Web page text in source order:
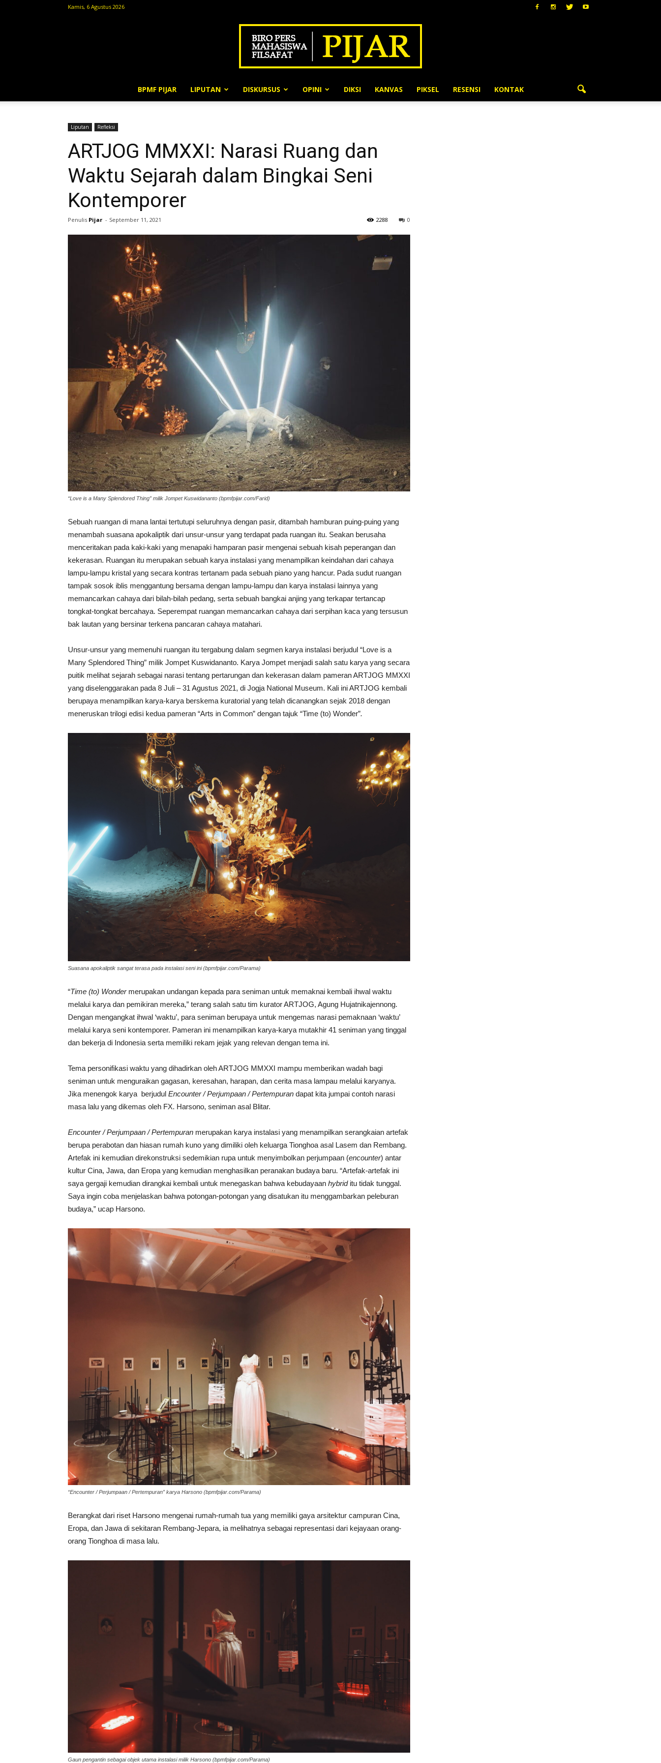
Kamis, 6 Agustus 2026
BPMF
Pijar
BPMF PIJAR LIPUTAN DISKURSUS OPINI DIKSI KANVAS PIKSEL RESENSI KONTAK
Liputan Refleksi
ARTJOG MMXXI: Narasi Ruang dan
Waktu Sejarah dalam Bingkai Seni
Kontemporer
Penulis Pijar - September 11, 2021 0
2288
“Love is a Many Splendored Thing” milik Jompet Kuswidananto (bpmfpijar.com/Farid)
Sebuah ruangan di mana lantai tertutupi seluruhnya dengan pasir, ditambah hamburan puing-puing yang
menambah suasana apokaliptik dari unsur-unsur yang terdapat pada ruangan itu. Seakan berusaha
menceritakan pada kaki-kaki yang menapaki hamparan pasir mengenai sebuah kisah peperangan dan
kekerasan. Ruangan itu merupakan sebuah karya instalasi yang menampilkan keindahan dari cahaya
lampu-lampu kristal yang secara kontras tertanam pada sebuah piano yang hancur. Pada sudut ruangan
tampak sosok iblis menggantung bersama dengan lampu-lampu dan karya instalasi lainnya yang
memancarkan cahaya dari bilah-bilah pedang, serta sebuah bangkai anjing yang terkapar tertancap
tongkat-tongkat bercahaya. Seperempat ruangan memancarkan cahaya dari serpihan kaca yang tersusun
bak lautan yang bersinar terkena pancaran cahaya matahari.
Unsur-unsur yang memenuhi ruangan itu tergabung dalam segmen karya instalasi berjudul “Love is a
Many Splendored Thing” milik Jompet Kuswidananto. Karya Jompet menjadi salah satu karya yang secara
puitik melihat sejarah sebagai narasi tentang pertarungan dan kekerasan dalam pameran ARTJOG MMXXI
yang diselenggarakan pada 8 Juli – 31 Agustus 2021, di Jogja National Museum. Kali ini ARTJOG kembali
berupaya menampilkan karya-karya berskema kuratorial yang telah dicanangkan sejak 2018 dengan
meneruskan trilogi edisi kedua pameran “Arts in Common” dengan tajuk “Time (to) Wonder”.
Suasana apokaliptik sangat terasa pada instalasi seni ini (bpmfpijar.com/Parama)
“Time (to) Wonder merupakan undangan kepada para seniman untuk memaknai kembali ihwal waktu
melalui karya dan pemikiran mereka,” terang salah satu tim kurator ARTJOG, Agung Hujatnikajennong.
Dengan mengangkat ihwal ‘waktu’, para seniman berupaya untuk mengemas narasi pemaknaan ‘waktu’
melalui karya seni kontemporer. Pameran ini menampilkan karya-karya mutakhir 41 seniman yang tinggal
dan bekerja di Indonesia serta memiliki rekam jejak yang relevan dengan tema ini.
Tema personifikasi waktu yang dihadirkan oleh ARTJOG MMXXI mampu memberikan wadah bagi
seniman untuk menguraikan gagasan, keresahan, harapan, dan cerita masa lampau melalui karyanya.
Jika menengok karya berjudul Encounter / Perjumpaan / Pertempuran dapat kita jumpai contoh narasi
masa lalu yang dikemas oleh FX. Harsono, seniman asal Blitar.
Encounter / Perjumpaan / Pertempuran merupakan karya instalasi yang menampilkan serangkaian artefak
berupa perabotan dan hiasan rumah kuno yang dimiliki oleh keluarga Tionghoa asal Lasem dan Rembang.
Artefak ini kemudian direkonstruksi sedemikian rupa untuk menyimbolkan perjumpaan (encounter) antar
kultur Cina, Jawa, dan Eropa yang kemudian menghasilkan peranakan budaya baru. “Artefak-artefak ini
saya gergaji kemudian dirangkai kembali untuk menegaskan bahwa kebudayaan hybriditu tidak tunggal.
Saya ingin coba menjelaskan bahwa potongan-potongan yang disatukan itu menggambarkan peleburan
budaya,” ucap Harsono.
“Encounter / Perjumpaan / Pertempuran” karya Harsono (bpmfpijar.com/Parama)
Berangkat dari riset Harsono mengenai rumah-rumah tua yang memiliki gaya arsitektur campuran Cina,
Eropa, dan Jawa di sekitaran Rembang-Jepara, ia melihatnya sebagai representasi dari kejayaan orang-
orang Tionghoa di masa lalu.
Gaun pengantin sebagai objek utama instalasi milik Harsono (bpmfpijar.com/Parama)